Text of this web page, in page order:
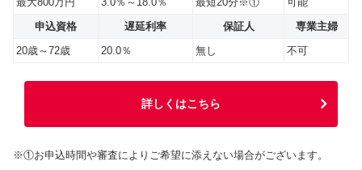
申込資格
遅延利率 保証人
専業主婦
20歳～72歳
20.0％ 無し 不可
詳しくはこちら
※①お申込時間や審査によりご希望に添えない場合がございます。